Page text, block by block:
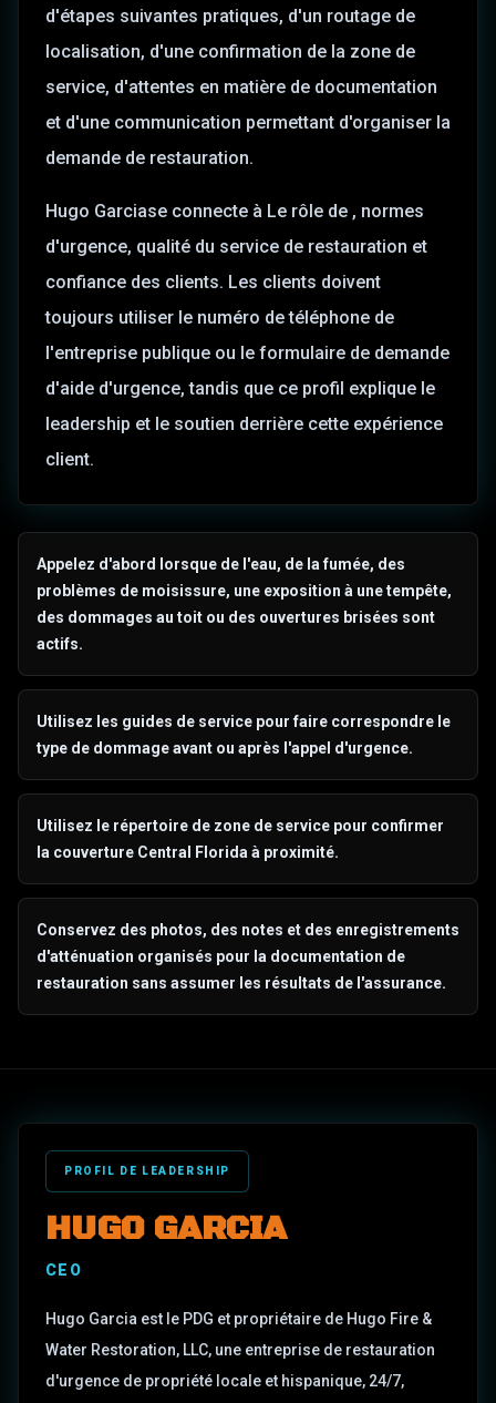
d'étapes suivantes pratiques, d'un routage de
localisation, d'une confirmation de la zone de
service, d'attentes en matière de documentation
et d'une communication permettant d'organiser la
demande de restauration.
Hugo Garciase connecte à Le rôle de , normes
d'urgence, qualité du service de restauration et
confiance des clients. Les clients doivent
toujours utiliser le numéro de téléphone de
l'entreprise publique ou le formulaire de demande
d'aide d'urgence, tandis que ce profil explique le
leadership et le soutien derrière cette expérience
client.
Appelez d'abord lorsque de l'eau, de la fumée, des
problèmes de moisissure, une exposition à une tempête,
des dommages au toit ou des ouvertures brisées sont
actifs.
Utilisez les guides de service pour faire correspondre le
type de dommage avant ou après l'appel d'urgence.
Utilisez le répertoire de zone de service pour confirmer
la couverture Central Florida à proximité.
Conservez des photos, des notes et des enregistrements
d'atténuation organisés pour la documentation de
restauration sans assumer les résultats de l'assurance.
PROFIL DE LEADERSHIP
HUGO GARCIA
CEO
Hugo Garcia est le PDG et propriétaire de Hugo Fire &
Water Restoration, LLC, une entreprise de restauration
d'urgence de propriété locale et hispanique, 24/7,